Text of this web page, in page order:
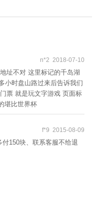
n*2 2018-07-10
址不对 这里标记的千岛湖
小时盘山路过来后告诉我们
票 就是玩文字游戏 页面标
堪比世界杯
f*9 2015-08-09
150块、联系客服不给退